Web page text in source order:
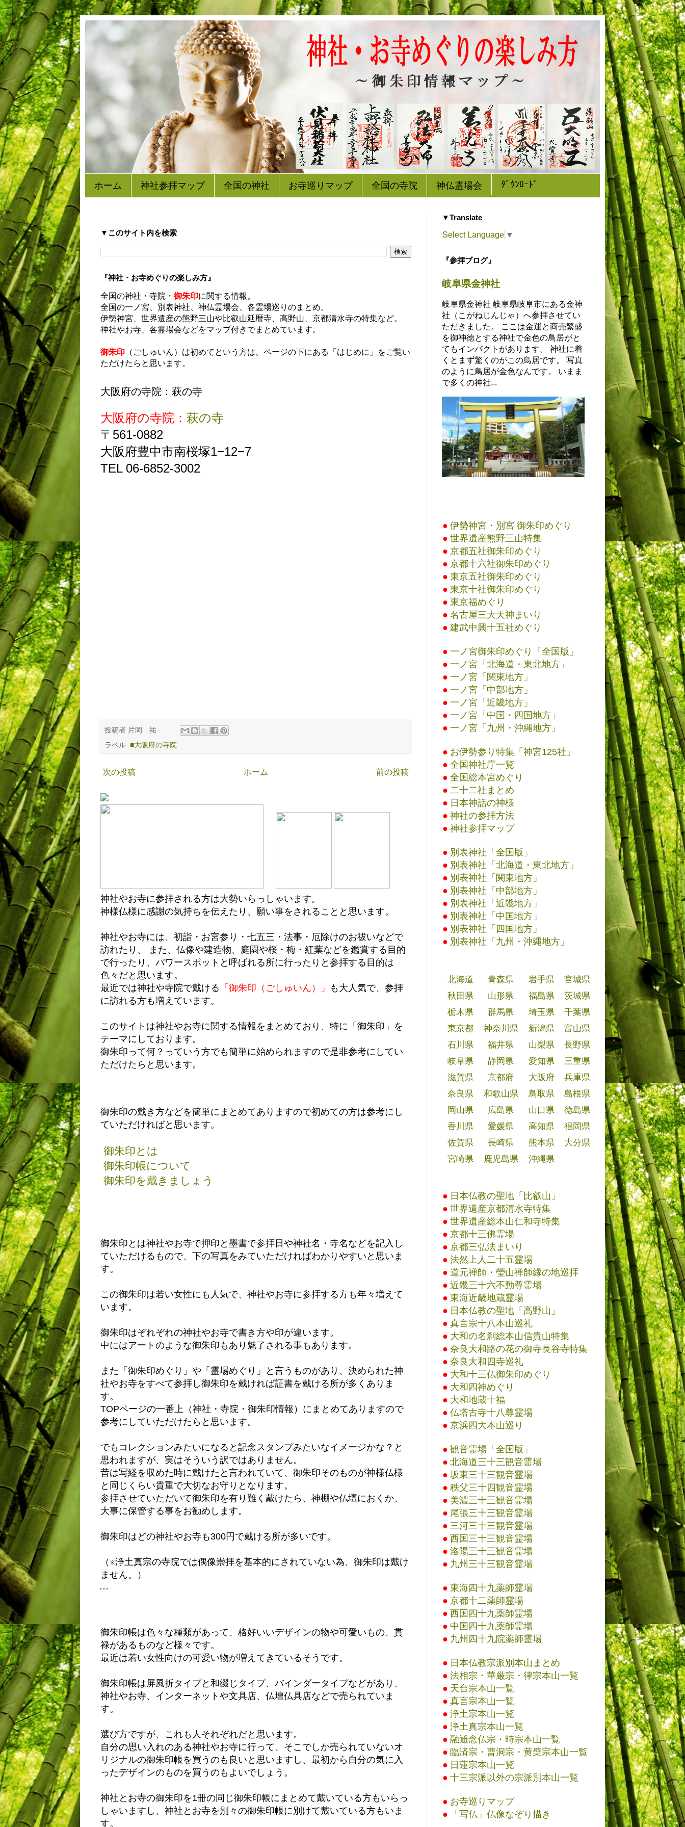
ホーム 神社参拝マップ 全国の神社 お寺巡りマップ 全国の寺院 神仏霊場会 ﾀﾞｳﾝﾛｰﾄﾞ
▼このサイト内を検索
『神社・お寺めぐりの楽しみ方』
全国の神社・寺院・ 御朱印に関する情報。
全国の一ノ宮、別表神社、神仏霊場会、各霊場巡りのまとめ。
伊勢神宮、世界遺産の熊野三山や比叡山延暦寺、高野山、京都清水寺の特集など。
神社やお寺、各霊場会などをマップ付きでまとめています。
御朱印 （ごしゅいん）は初めてという方は、ページの下にある「はじめに」をご覧い
ただけたらと思います。
大阪府の寺院：萩の寺
大阪府の寺院： 萩の寺
〒561-0882
大阪府豊中市南桜塚1−12−7
TEL 06-6852-3002
投稿者 片岡 祐
ラベル: ■大阪府の寺院
次の投稿 前の投稿
ホーム
神社やお寺に参拝される方は大勢いらっしゃいます。
神様仏様に感謝の気持ちを伝えたり、願い事をされることと思います。
神社やお寺には、初詣・お宮参り・七五三・法事・厄除けのお祓いなどで
訪れたり、 また、仏像や建造物、庭園や桜・梅・紅葉などを鑑賞する目的
で行ったり、パワースポットと呼ばれる所に行ったりと参拝する目的は
色々だと思います。
最近では神社や寺院で戴ける 「御朱印（ごしゅいん）」
も大人気で、参拝
に訪れる方も増えています。
このサイトは神社やお寺に関する情報をまとめており、特に「御朱印」を
テーマにしております。
御朱印って何？っていう方でも簡単に始められますので是非参考にしてい
ただけたらと思います。
御朱印の戴き方などを簡単にまとめてありますので初めての方は参考にし
ていただければと思います。
御朱印とは
御朱印帳について
御朱印を戴きましょう
御朱印とは神社やお寺で押印と墨書で参拝日や神社名・寺名などを記入し
ていただけるもので、下の写真をみていただければわかりやすいと思いま
す。
この御朱印は若い女性にも人気で、神社やお寺に参拝する方も年々増えて
います。
御朱印はぞれぞれの神社やお寺で書き方や印が違います。
中にはアートのような御朱印もあり魅了される事もあります。
また「御朱印めぐり」や「霊場めぐり」と言うものがあり、決められた神
社やお寺をすべて参拝し御朱印を戴ければ証書を戴ける所が多くありま
す。
TOPページの一番上（神社・寺院・御朱印情報）にまとめてありますので
参考にしていただけたらと思います。
でもコレクションみたいになると記念スタンプみたいなイメージかな？と
思われますが、実はそういう訳ではありません。
昔は写経を収めた時に戴けたと言われていて、御朱印そのものが神様仏様
と同じくらい貴重で大切なお守りとなります。
参拝させていただいて御朱印を有り難く戴けたら、神棚や仏壇におくか、
大事に保管する事をお勧めします。
御朱印はどの神社やお寺も300円で戴ける所が多いです。
（※浄土真宗の寺院では偶像崇拝を基本的にされていない為、御朱印は戴け
ません。）
御朱印帳は色々な種類があって、格好いいデザインの物や可愛いもの、貫
禄があるものなど様々です。
最近は若い女性向けの可愛い物が増えてきているそうです。
御朱印帳は屏風折タイプと和綴じタイプ、バインダータイプなどがあり、
神社やお寺、インターネットや文具店、仏壇仏具店などで売られていま
す。
選び方ですが、これも人それぞれだと思います。
自分の思い入れのある神社やお寺に行って、そこでしか売られていないオ
リジナルの御朱印帳を買うのも良いと思いますし、最初から自分の気に入
ったデザインのものを買うのもよいでしょう。
神社とお寺の御朱印を1冊の同じ御朱印帳にまとめて戴いている方もいらっ
しゃいますし、神社とお寺を別々の御朱印帳に別けて戴いている方もいま
す。
▼Translate
Select Language ▼
『参拝ブログ』
岐阜県金神社
岐阜県金神社 岐阜県岐阜市にある金神
社（こがねじんじゃ）へ参拝させてい
ただきました。 ここは金運と商売繁盛
を御神徳とする神社で金色の鳥居がと
てもインパクトがあります。 神社に着
くとまず驚くのがこの鳥居です。 写真
のように鳥居が金色なんです。 いまま
で多くの神社...
● 伊勢神宮・別宮 御朱印めぐり
● 世界遺産熊野三山特集
● 京都五社御朱印めぐり
● 京都十六社御朱印めぐり
● 東京五社御朱印めぐり
● 東京十社御朱印めぐり
● 東京福めぐり
● 名古屋三大天神まいり
● 建武中興十五社めぐり
● 一ノ宮御朱印めぐり「全国版」
● 一ノ宮「北海道・東北地方」
● 一ノ宮「関東地方」
● 一ノ宮「中部地方」
● 一ノ宮「近畿地方」
● 一ノ宮「中国・四国地方」
● 一ノ宮「九州・沖縄地方」
● お伊勢参り特集「神宮125社」
● 全国神社庁一覧
● 全国総本宮めぐり
● 二十二社まとめ
● 日本神話の神様
● 神社の参拝方法
● 神社参拝マップ
● 別表神社「全国版」
● 別表神社「北海道・東北地方」
● 別表神社「関東地方」
● 別表神社「中部地方」
● 別表神社「近畿地方」
● 別表神社「中国地方」
● 別表神社「四国地方」
● 別表神社「九州・沖縄地方」
北海道 青森県 岩手県
宮城県
秋田県
山形県 福島県
茨城県
栃木県
群馬県 埼玉県
千葉県
東京都
神奈川県 新潟県
富山県
石川県
福井県 山梨県
長野県
岐阜県
静岡県 愛知県
三重県
滋賀県
京都府 大阪府
兵庫県
奈良県
和歌山県 鳥取県
島根県
岡山県
広島県 山口県
徳島県
香川県
愛媛県 高知県
福岡県
佐賀県
長崎県 熊本県
大分県
宮崎県
鹿児島県 沖縄県
● 日本仏教の聖地「比叡山」
● 世界遺産京都清水寺特集
● 世界遺産総本山仁和寺特集
● 京都十三佛霊場
● 京都三弘法まいり
● 法然上人二十五霊場
● 道元禅師・瑩山禅師縁の地巡拝
● 近畿三十六不動尊霊場
● 東海近畿地蔵霊場
● 日本仏教の聖地「高野山」
● 真言宗十八本山巡礼
● 大和の名刹総本山信貴山特集
● 奈良大和路の花の御寺長谷寺特集
● 奈良大和四寺巡礼
● 大和十三仏御朱印めぐり
● 大和四神めぐり
● 大和地蔵十福
● 仏塔古寺十八尊霊場
● 京浜四大本山巡り
● 観音霊場「全国版」
● 北海道三十三観音霊場
● 坂東三十三観音霊場
● 秩父三十四観音霊場
● 美濃三十三観音霊場
● 尾張三十三観音霊場
● 三河三十三観音霊場
● 西国三十三観音霊場
● 洛陽三十三観音霊場
● 九州三十三観音霊場
● 東海四十九薬師霊場
● 京都十二薬師霊場
● 西国四十九薬師霊場
● 中国四十九薬師霊場
● 九州四十九院薬師霊場
● 日本仏教宗派別本山まとめ
● 法相宗・華厳宗・律宗本山一覧
● 天台宗本山一覧
● 真言宗本山一覧
● 浄土宗本山一覧
● 浄土真宗本山一覧
● 融通念仏宗・時宗本山一覧
● 臨済宗・曹洞宗・黄檗宗本山一覧
● 日蓮宗本山一覧
● 十三宗派以外の宗派別本山一覧
● お寺巡りマップ
●
「写仏」仏像なぞり描き